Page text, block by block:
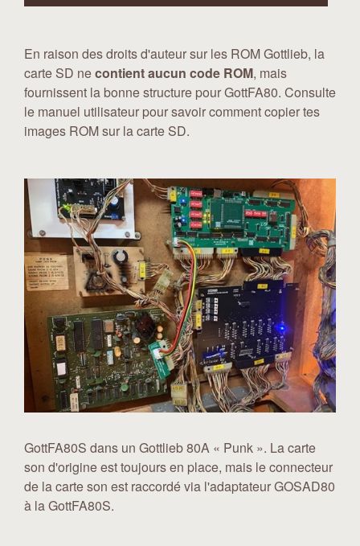
En raison des droits d'auteur sur les ROM Gottlieb, la
carte SD necontient aucun code ROM, mais
fournissent la bonne structure pour GottFA80. Consulte
le manuel utilisateur pour savoir comment copier tes
images ROM sur la carte SD.
GottFA80S dans un Gottlieb 80A « Punk ». La carte
son d'origine est toujours en place, mais le connecteur
de la carte son est raccordé via l'adaptateur GOSAD80
à la GottFA80S.